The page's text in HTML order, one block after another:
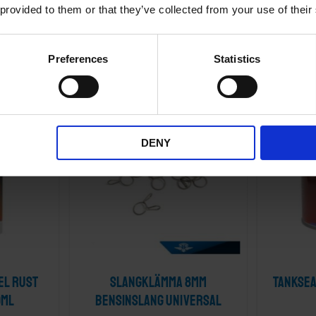
to them or that they’ve collected from your use of
Preferences Statistics
DENY
2-5 vardagar
Rust
Lägg till i önskelista
Slangklämma 8mm
bensinslang Universal
KÖP FLER SPARA MER
Lägg till i